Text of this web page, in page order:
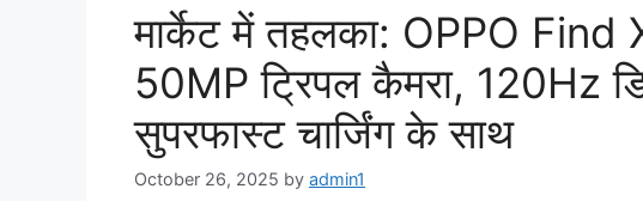
मार्केट में तहलका: OPPO Find
50MP ट्रिपल कैमरा, 120Hz
सुपरफास्ट चार्जिंग के साथ
October 26, 2025 by admin1